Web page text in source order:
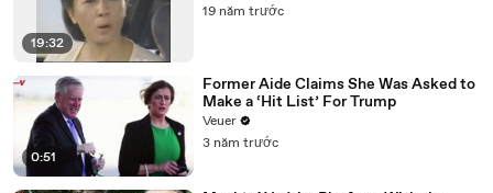
19:32
19 năm trước
0:51
Former Aide Claims She Was Asked to
Make a ‘Hit List’ For Trump
Veuer
3 năm trước